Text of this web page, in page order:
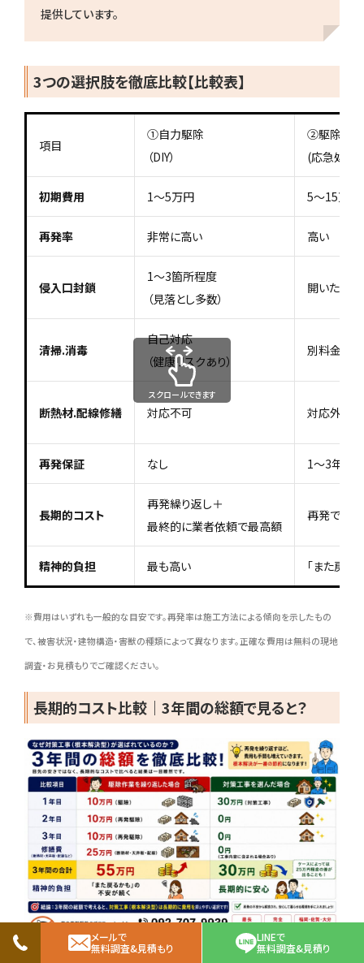
提供しています。
3つの選択肢を徹底比較【比較表】
項目
①自力駆除
（DIY）
②駆除作業
(応急処置
初期費用 1〜5万円 5〜15万円
再発率 非常に高い 高い
侵入口封鎖
1〜3箇所程度
（見落とし多数）
開いたまま
清掃.消毒
自己対応
（健康リスクあり）
別料金の
断熱材.配線修繕 対応不可 対応外が
再発保証 なし 1〜3年ま
長期的コスト
再発繰り返し＋
最終的に業者依頼で最高額
再発で何
精神的負担 最も高い 「また戻る
スクロールできます
※費用はいずれも一般的な目安です。再発率は施工方法による傾向を示したもの
で、被害状況・建物構造・害獣の種類によって異なります。正確な費用は無料の現地
調査・お見積もりでご確認ください。
長期的コスト比較｜3年間の総額で見ると？
メールで
無料調査&見積もり
LINEで
無料調査&見積り